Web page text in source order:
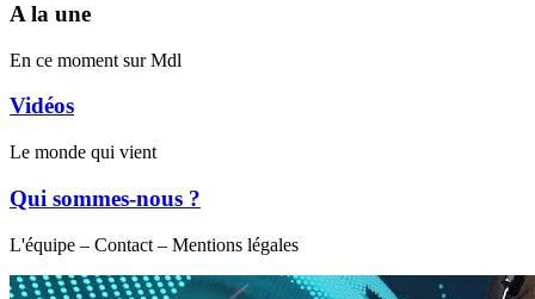
A la une
En ce moment sur Mdl
Vidéos
Le monde qui vient
Qui sommes-nous ?
L'équipe – Contact – Mentions légales